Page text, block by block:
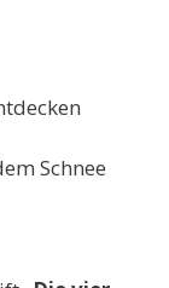
Schnee